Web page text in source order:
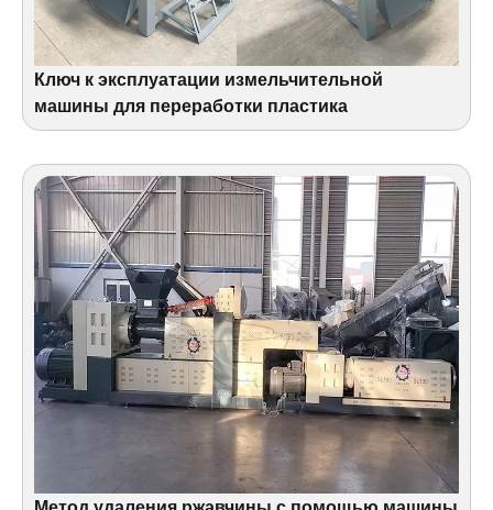
Ключ к эксплуатации измельчительной
машины для переработки пластика